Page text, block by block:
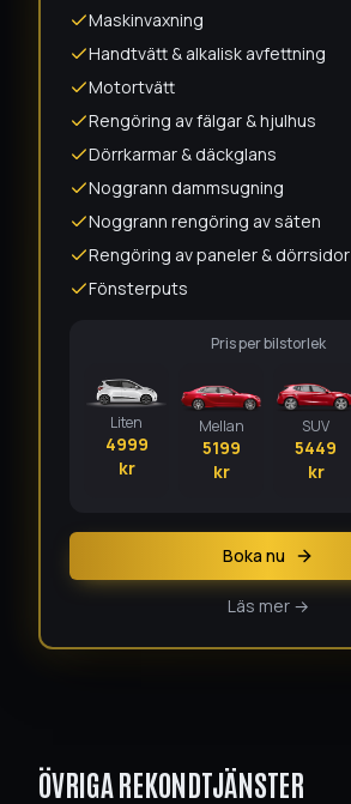
Maskinvaxning
Handtvätt & alkalisk avfettning
Motortvätt
Rengöring av fälgar & hjulhus
Dörrkarmar & däckglans
Noggrann dammsugning
Noggrann rengöring av säten
Rengöring av paneler & dörrsidor
Fönsterputs
Pris per bilstorlek
Liten
4999
kr
Mellan
5199
kr
SUV
5449
kr
Boka nu
Läs mer →
ÖVRIGA REKONDTJÄNSTER